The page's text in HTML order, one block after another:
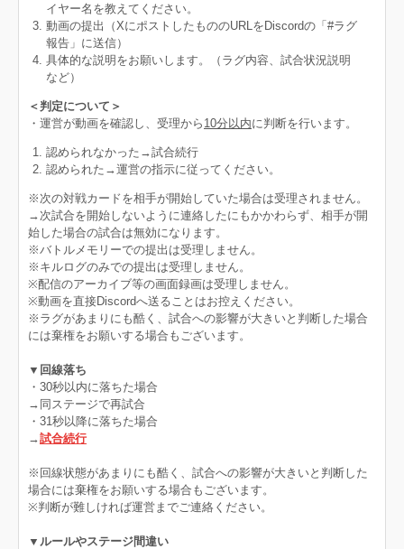
イヤー名を教えてください。
動画の提出（XにポストしたもののURLをDiscordの「#ラグ
報告」に送信）​​​​​​
具体的な説明をお願いします。（ラグ内容、試合状況説明
など）
＜判定について＞
・運営が動画を確認し、受理から 10分以内に判断を行います。
認められなかった→試合続行
認められた→運営の指示に従ってください。
※次の対戦カードを相手が開始していた場合は受理されません。
→次試合を開始しないように連絡したにもかかわらず、相手が開
始した場合の試合は無効になります。
※バトルメモリーでの提出は受理しません。
※キルログのみでの提出は受理しません。
※配信のアーカイブ等の画面録画は受理しません。
※動画を直接Discordへ送ることはお控えください。
※ラグがあまりにも酷く、試合への影響が大きいと判断した場合
には棄権をお願いする場合もございます。
▼回線落ち
・30秒以内に落ちた場合
→同ステージで再試合
・31秒以降に落ちた場合
→試合続行
※回線状態があまりにも酷く、試合への影響が大きいと判断した
場合には棄権をお願いする場合もございます。
※判断が難しければ運営までご連絡ください。
▼ルールやステージ間違い